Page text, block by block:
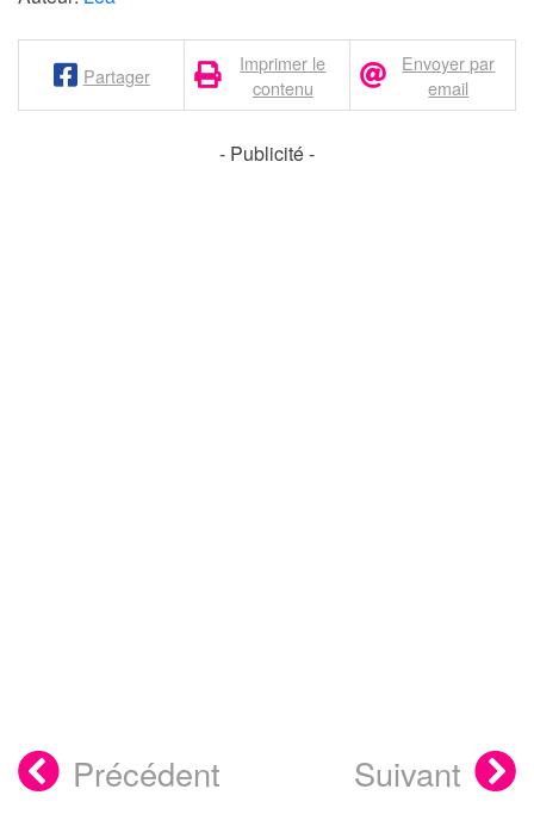
Partager
Imprimer le
contenu
Envoyer par
email
- Publicité -
Précédent Suivant